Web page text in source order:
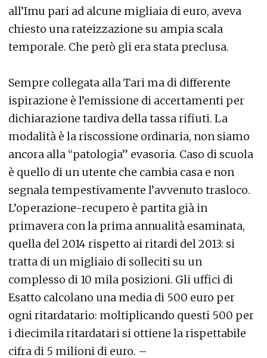
all’Imu pari ad alcune migliaia di euro, aveva
chiesto una rateizzazione su ampia scala
temporale. Che però gli era stata preclusa.
Sempre collegata alla Tari ma di differente
ispirazione è l’emissione di accertamenti per
dichiarazione tardiva della tassa rifiuti. La
modalità è la riscossione ordinaria, non siamo
ancora alla “patologia” evasoria. Caso di scuola
è quello di un utente che cambia casa e non
segnala tempestivamente l’avvenuto trasloco.
L’operazione-recupero è partita già in
primavera con la prima annualità esaminata,
quella del 2014 rispetto ai ritardi del 2013: si
tratta di un migliaio di solleciti su un
complesso di 10 mila posizioni. Gli uffici di
Esatto calcolano una media di 500 euro per
ogni ritardatario: moltiplicando questi 500 per
i diecimila ritardatari si ottiene la rispettabile
cifra di 5 milioni di euro. –